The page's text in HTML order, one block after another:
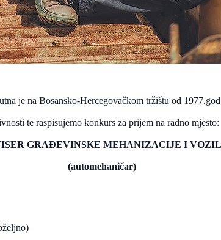
je na Bosansko-Hercegovačkom tržištu od
te raspisujemo konkurs za prijem na radno mjesto:
GRAĐEVINSKE MEHANIZACIJE I
(automehaničar)